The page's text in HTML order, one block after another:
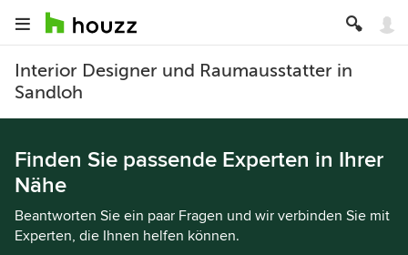
Interior Designer und Raumausstatter in
Sandloh
Finden Sie passende Experten in Ihrer
Nähe
Beantworten Sie ein paar Fragen und wir verbinden Sie mit
Experten, die Ihnen helfen können.